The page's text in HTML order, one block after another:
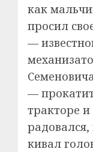
как
просил
—
—
тракторе и
радовался,
кивал